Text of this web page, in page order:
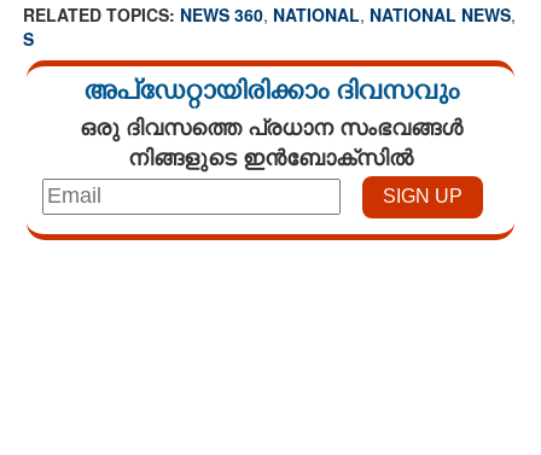
RELATED TOPICS: NEWS 360, NATIONAL, NATIONAL NEWS,
S
അപ്ഡേറ്റായിരിക്കാം ദിവസവും
ഒരു ദിവസത്തെ പ്രധാന സംഭവങ്ങൾ
നിങ്ങളുടെ ഇൻബോക്സിൽ